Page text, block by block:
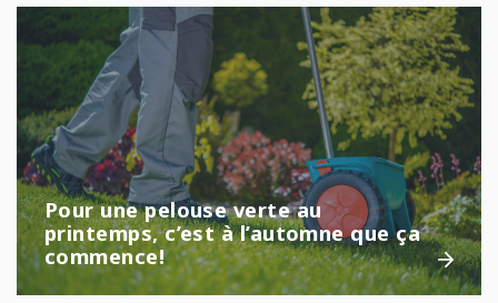
Pour une pelouse verte au
printemps, c’est à l’automne que ça
commence!